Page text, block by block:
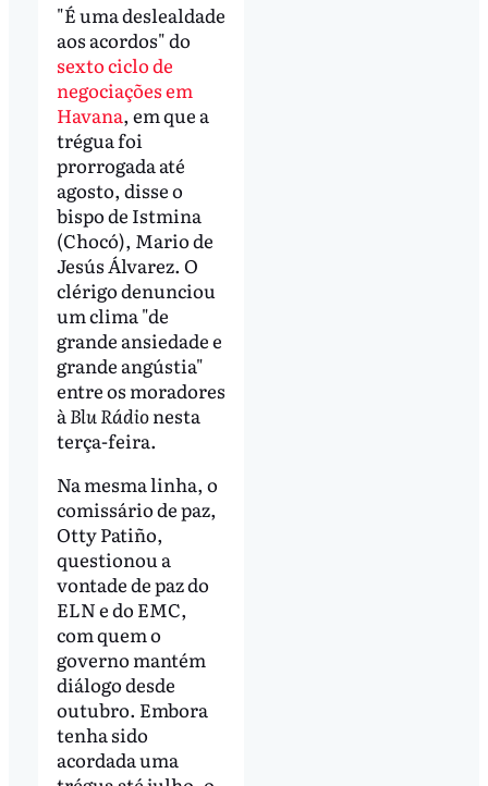
"É uma deslealdade
aos acordos" do
sexto ciclo de
negociações em
Havana, em que a
trégua foi
prorrogada até
agosto, disse o
bispo de Istmina
(Chocó), Mario de
Jesús Álvarez. O
clérigo denunciou
um clima "de
grande ansiedade e
grande angústia"
entre os moradores
àBlu Rádionesta
terça-feira.
Na mesma linha, o
comissário de paz,
Otty Patiño,
questionou a
vontade de paz do
ELN e do EMC,
com quem o
governo mantém
diálogo desde
outubro. Embora
tenha sido
acordada uma